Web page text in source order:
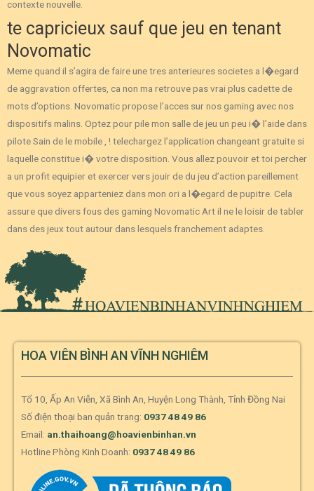
contexte nouvelle.
te capricieux sauf que jeu en tenant
Novomatic
Meme quand il s’agira de faire une tres anterieures societes a l�egard
de aggravation offertes, ca non ma retrouve pas vrai plus cadette de
mots d’options. Novomatic propose l’acces sur nos gaming avec nos
dispositifs malins. Optez pour pile mon salle de jeu un peu i� l’aide dans
pilote Sain de le mobile , ! telechargez l’application changeant gratuite si
laquelle constitue i� votre disposition. Vous allez pouvoir et toi percher
a un profit equipier et exercer vers jouir de du jeu d’action pareillement
que vous soyez apparteniez dans mon ori a l�egard de pupitre. Cela
assure que divers fous des gaming Novomatic Art il ne le loisir de tabler
dans des jeux tout autour dans lesquels franchement adaptes.
HOA VIÊN BÌNH AN VĨNH NGHIÊM
Tổ 10, Ấp An Viễn, Xã Bình An, Huyện Long Thành, Tỉnh Đồng Nai
Số điện thoại ban quản trang: 0937 48 49 86
Email: an.thaihoang@hoavienbinhan.vn
Hotline Phòng Kinh Doanh: 0937 48 49 86